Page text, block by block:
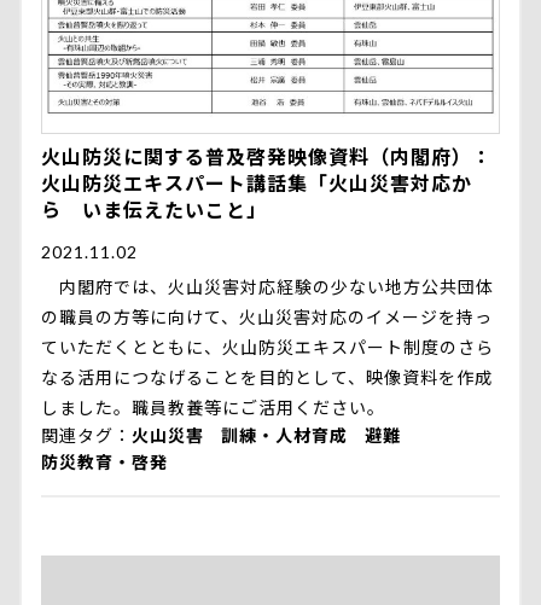
火山防災に関する普及啓発映像資料（内閣府）：
火山防災エキスパート講話集「火山災害対応か
ら いま伝えたいこと」
2021.11.02
内閣府では、火山災害対応経験の少ない地方公共団体
の職員の方等に向けて、火山災害対応のイメージを持っ
ていただくとともに、火山防災エキスパート制度のさら
なる活用につなげることを目的として、映像資料を作成
しました。職員教養等にご活用ください。
関連タグ
火山災害 訓練・人材育成
避難
防災教育・啓発